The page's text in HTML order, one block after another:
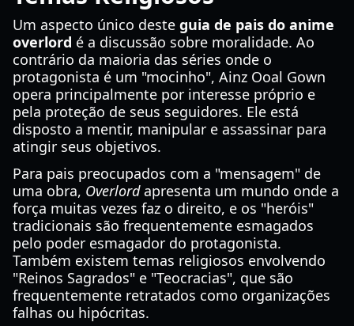
Um aspecto único deste guia de pais do anime
overlord é a discussão sobre moralidade. Ao
contrário da maioria das séries onde o
protagonista é um "mocinho", Ainz Ooal Gown
opera principalmente por interesse próprio e
pela proteção de seus seguidores. Ele está
disposto a mentir, manipular e assassinar para
atingir seus objetivos.
Para pais preocupados com a "mensagem" de
uma obra, Overlordapresenta um mundo onde a
força muitas vezes faz o direito, e os "heróis"
tradicionais são frequentemente esmagados
pelo poder esmagador do protagonista.
Também existem temas religiosos envolvendo
"Reinos Sagrados" e "Teocracias", que são
frequentemente retratados como organizações
falhas ou hipócritas.